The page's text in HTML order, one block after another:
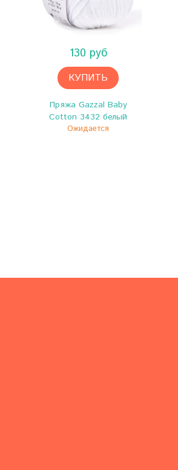
130 руб
КУПИТЬ
Пряжа Gazzal Baby
Cotton 3432 белый
Ожидается